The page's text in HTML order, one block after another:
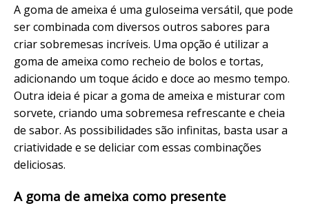
A goma de ameixa é uma guloseima versátil, que pode
ser combinada com diversos outros sabores para
criar sobremesas incríveis. Uma opção é utilizar a
goma de ameixa como recheio de bolos e tortas,
adicionando um toque ácido e doce ao mesmo tempo.
Outra ideia é picar a goma de ameixa e misturar com
sorvete, criando uma sobremesa refrescante e cheia
de sabor. As possibilidades são infinitas, basta usar a
criatividade e se deliciar com essas combinações
deliciosas.
A goma de ameixa como presente